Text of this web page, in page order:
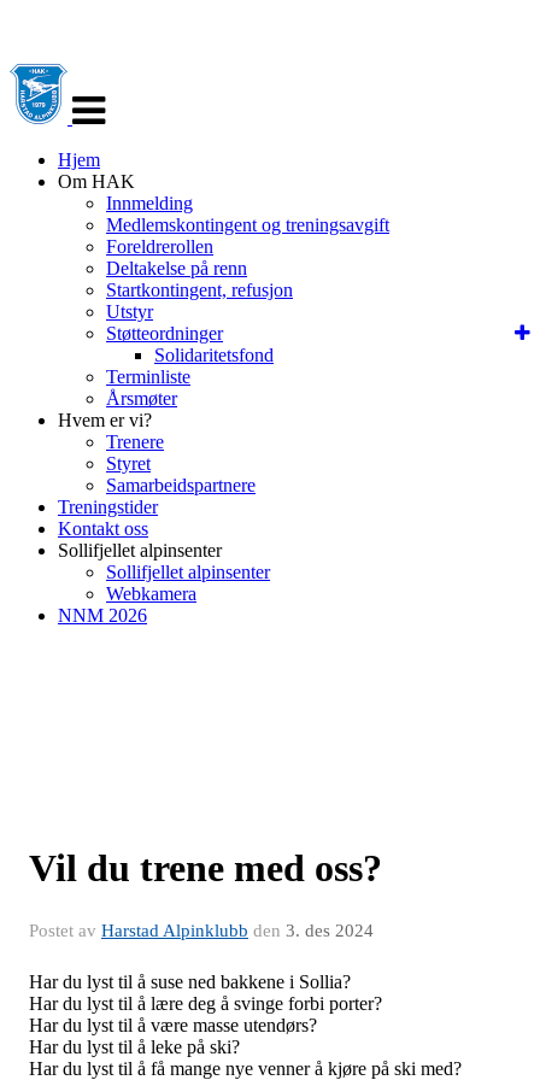
navigasjon
Hjem
Om HAK
Innmelding
Medlemskontingent og treningsavgift
Foreldrerollen
Deltakelse på renn
Startkontingent, refusjon
Utstyr
Støtteordninger
Solidaritetsfond
Terminliste
Årsmøter
Hvem er vi?
Trenere
Styret
Samarbeidspartnere
Treningstider
Kontakt oss
Sollifjellet alpinsenter
Sollifjellet alpinsenter
Webkamera
NNM 2026
Vil du trene med oss?
Postet av Harstad Alpinklubb den 3. des 2024
Har du lyst til å suse ned bakkene i Sollia?
Har du lyst til å lære deg å svinge forbi porter?
Har du lyst til å være masse utendørs?
Har du lyst til å leke på ski?
Har du lyst til å få mange nye venner å kjøre på ski med?